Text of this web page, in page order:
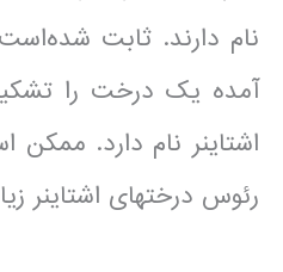
نام دارند. ثابت
آمده یک درخت را
اشتاینر نام دارد.
رئوس درختهای اشتاینر